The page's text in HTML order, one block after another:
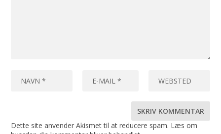
Dette site anvender Akismet til at reducere spam. Læs om